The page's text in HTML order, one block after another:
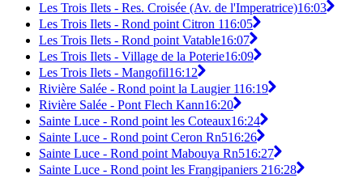
Les Trois Ilets - Res. Croisée (Av. de l'Imperatrice)16:03
Les Trois Ilets - Rond point Citron 116:05
Les Trois Ilets - Rond point Vatable16:07
Les Trois Ilets - Village de la Poterie16:09
Les Trois Ilets - Mangofil16:12
Rivière Salée - Rond point la Laugier 116:19
Rivière Salée - Pont Flech Kann16:20
Sainte Luce - Rond point les Coteaux16:24
Sainte Luce - Rond point Ceron Rn516:26
Sainte Luce - Rond point Mabouya Rn516:27
Sainte Luce - Rond point les Frangipaniers 216:28